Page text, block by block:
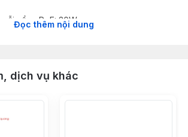
cổng PoE: 30W
dài phạm vi truyền PoE lên đến 250m
PoE: Khởi động lại thiết bị khi gặp sự cố kết
Đọc thêm nội dung
dịch vụ khác